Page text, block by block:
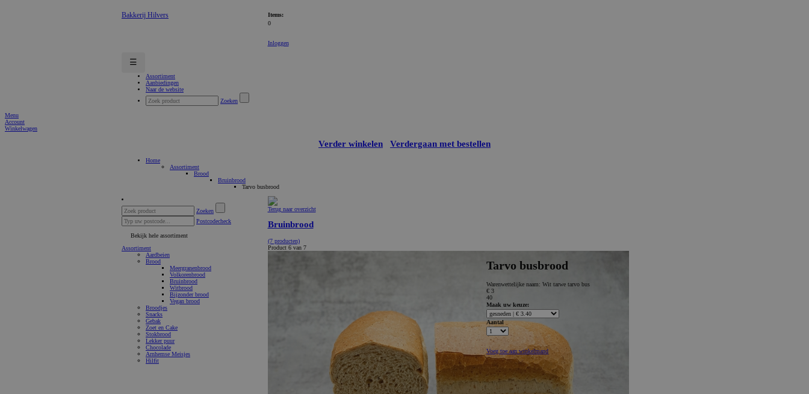
Bakkerij Hilvers
Items:
0
Inloggen
☰
Assortiment
Aanbiedingen
Naar de website
Zoeken
Menu
Account
Winkelwagen
Verder winkelen Verdergaan met bestellen
Home
Assortiment
Brood
Bruinbrood
Tarvo busbrood
Zoeken
Postcodecheck
Bekijk hele assortiment
Assortiment
Aardbeien
Brood
Meergranenbrood
Volkorenbrood
Bruinbrood
Witbrood
Bijzonder brood
Vegan brood
Broodjes
Snacks
Gebak
Zoet en Cake
Stokbrood
Lekker puur
Chocolade
Arnhemse Meisjes
Hilfit
Terug naar overzicht
Bruinbrood
(7 producten)
Product 6 van 7
Tarvo busbrood
Warenwettelijke naam:Wit tarwe tarvo bus
€ 3
40
Maak uw keuze:
Aantal
Voeg toe aan winkelmand